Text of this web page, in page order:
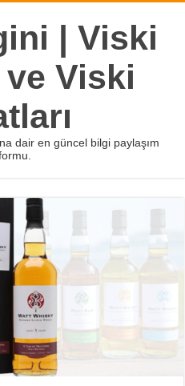
| Viski
Viski
dair en güncel bilgi paylaşım